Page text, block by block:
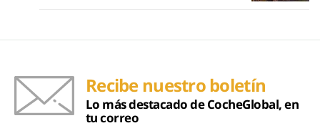
Recibe nuestro boletín
Lo más destacado de CocheGlobal, en
tu correo